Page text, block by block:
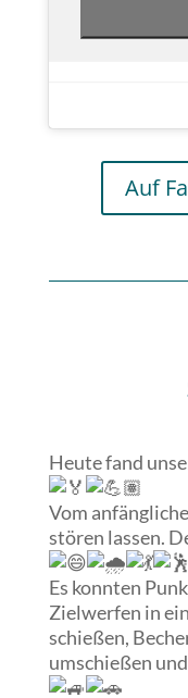
Auf
Heute fand
Vom
stören lassen.
Es konnten
Zielwerfen in
schießen,
umschießen